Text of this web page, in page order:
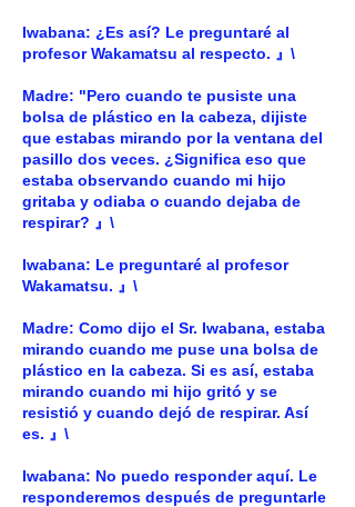
Iwabana: ¿Es así? Le preguntaré al
profesor Wakamatsu al respecto. 』\
Madre: "Pero cuando te pusiste una
bolsa de plástico en la cabeza, dijiste
que estabas mirando por la ventana del
pasillo dos veces. ¿Significa eso que
estaba observando cuando mi hijo
gritaba y odiaba o cuando dejaba de
respirar? 』\
Iwabana: Le preguntaré al profesor
Wakamatsu. 』\
Madre: Como dijo el Sr. Iwabana, estaba
mirando cuando me puse una bolsa de
plástico en la cabeza. Si es así, estaba
mirando cuando mi hijo gritó y se
resistió y cuando dejó de respirar. Así
es. 』\
Iwabana: No puedo responder aquí. Le
responderemos después de preguntarle